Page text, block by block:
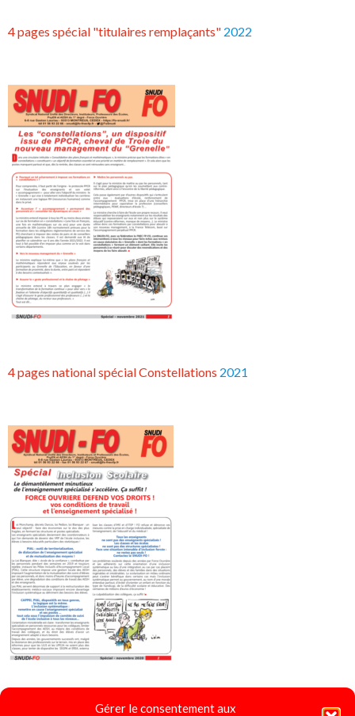
Gérer le consentement aux
4 pages spécial "titulaires remplaçants" 2022
4 pages national spécial Constellations 2021
4 pages spécial "Ecole Inclusive"2020